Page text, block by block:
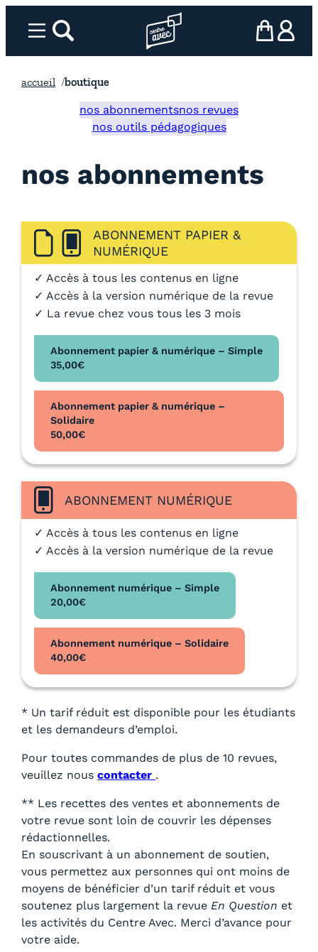
Menurechercher Page d’accueil l’association
mon panier
ma
accueil boutique
nos abonnementsnos revues
nos outils pédagogiques
nos abonnements
ABONNEMENT PAPIER &
NUMÉRIQUE
✓ Accès à tous les contenus en ligne
✓ Accès à la version numérique de la revue
✓ La revue chez vous tous les 3 mois
Abonnement papier & numérique – Simple
35,00€
Abonnement papier & numérique –
Solidaire
50,00€
ABONNEMENT NUMÉRIQUE
✓ Accès à tous les contenus en ligne
✓ Accès à la version numérique de la revue
Abonnement numérique – Simple
20,00€
Abonnement numérique – Solidaire
40,00€
* Un tarif réduit est disponible pour les étudiants
et les demandeurs d’emploi.
Pour toutes commandes de plus de 10 revues,
veuillez nous contacter .
** Les recettes des ventes et abonnements de
votre revue sont loin de couvrir les dépenses
rédactionnelles.
En souscrivant à un abonnement de soutien,
vous permettez aux personnes qui ont moins de
moyens de bénéficier d’un tarif réduit et vous
soutenez plus largement la revue En Question et
les activités du Centre Avec. Merci d’avance pour
votre aide.